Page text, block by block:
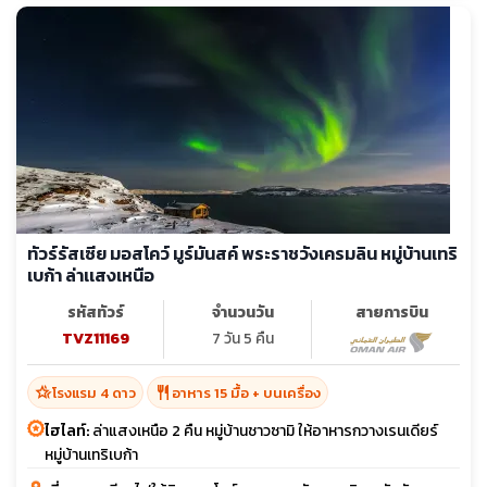
ทัวร์รัสเซีย มอสโคว์ มูร์มันสค์ พระราชวังเครมลิน หมู่บ้านเทริ
เบก้า ล่าเเสงเหนือ
รหัสทัวร์
TVZ11169
จำนวนวัน
7 วัน 5 คืน
สายการบิน
hotel_classโรงแรม 4 ดาว restaurant อาหาร 15 มื้อ + บนเครื่อง
ไฮไลท์:ล่าแสงเหนือ 2 คืน หมู่บ้านชาวซามิ ให้อาหารกวางเรนเดียร์
หมู่บ้านเทริเบก้า